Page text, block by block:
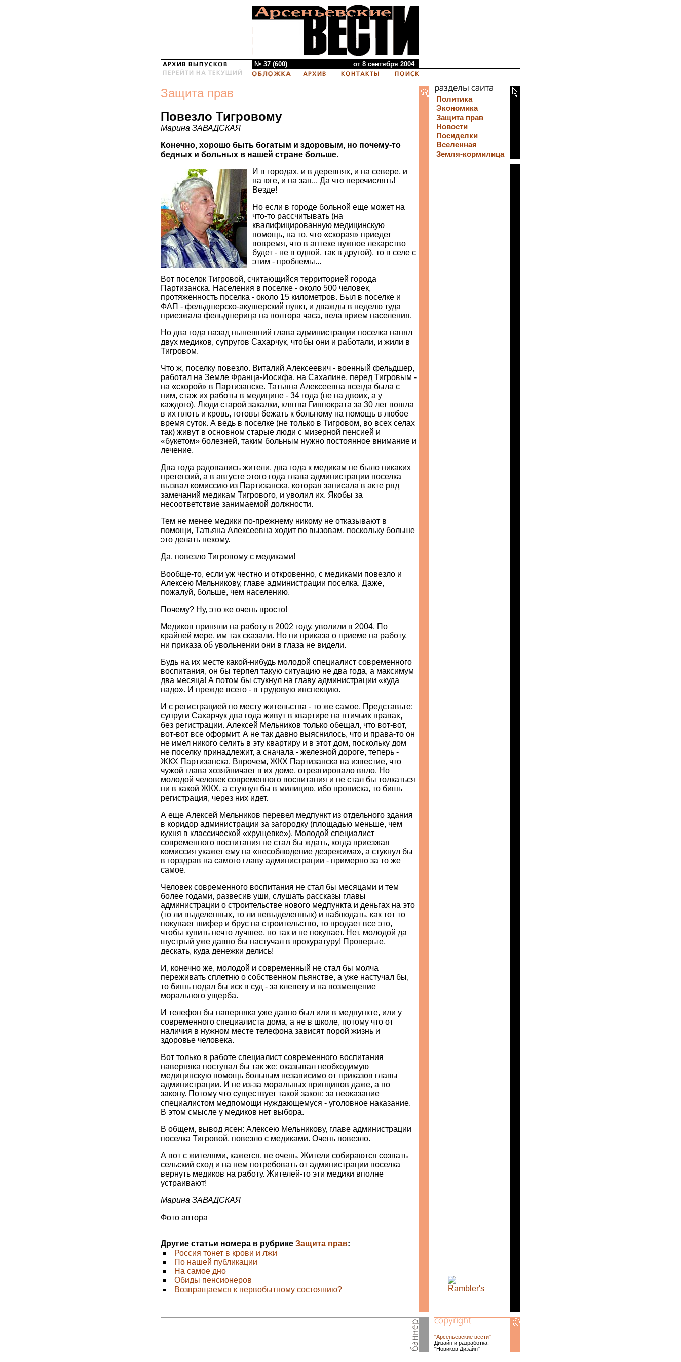
№ 37 (600) от 8 сентября 2004
Защита прав
Повезло Тигровому
Марина ЗАВАДСКАЯ
Конечно, хорошо быть богатым и здоровым, но почему-то
бедных и больных в нашей стране больше.
И в городах, и в деревнях, и на севере, и
на юге, и на зап... Да что перечислять!
Везде!
Но если в городе больной еще может на
что-то рассчитывать (на
квалифицированную медицинскую
помощь, на то, что «скорая» приедет
вовремя, что в аптеке нужное лекарство
будет - не в одной, так в другой), то в селе с
этим - проблемы...
Вот поселок Тигровой, считающийся территорией города
Партизанска. Населения в поселке - около 500 человек,
протяженность поселка - около 15 километров. Был в поселке и
ФАП - фельдшерско-акушерский пункт, и дважды в неделю туда
приезжала фельдшерица на полтора часа, вела прием населения.
Но два года назад нынешний глава администрации поселка нанял
двух медиков, супругов Сахарчук, чтобы они и работали, и жили в
Тигровом.
Что ж, поселку повезло. Виталий Алексеевич - военный фельдшер,
работал на Земле Франца-Иосифа, на Сахалине, перед Тигровым -
на «скорой» в Партизанске. Татьяна Алексеевна всегда была с
ним, стаж их работы в медицине - 34 года (не на двоих, а у
каждого). Люди старой закалки, клятва Гиппократа за 30 лет вошла
в их плоть и кровь, готовы бежать к больному на помощь в любое
время суток. А ведь в поселке (не только в Тигровом, во всех селах
так) живут в основном старые люди с мизерной пенсией и
«букетом» болезней, таким больным нужно постоянное внимание и
лечение.
Два года радовались жители, два года к медикам не было никаких
претензий, а в августе этого года глава администрации поселка
вызвал комиссию из Партизанска, которая записала в акте ряд
замечаний медикам Тигрового, и уволил их. Якобы за
несоответствие занимаемой должности.
Тем не менее медики по-прежнему никому не отказывают в
помощи, Татьяна Алексеевна ходит по вызовам, поскольку больше
это делать некому.
Да, повезло Тигровому с медиками!
Вообще-то, если уж честно и откровенно, с медиками повезло и
Алексею Мельникову, главе администрации поселка. Даже,
пожалуй, больше, чем населению.
Почему? Ну, это же очень просто!
Медиков приняли на работу в 2002 году, уволили в 2004. По
крайней мере, им так сказали. Но ни приказа о приеме на работу,
ни приказа об увольнении они в глаза не видели.
Будь на их месте какой-нибудь молодой специалист современного
воспитания, он бы терпел такую ситуацию не два года, а максимум
два месяца! А потом бы стукнул на главу администрации «куда
надо». И прежде всего - в трудовую инспекцию.
И с регистрацией по месту жительства - то же самое. Представьте:
супруги Сахарчук два года живут в квартире на птичьих правах,
без регистрации. Алексей Мельников только обещал, что вот-вот,
вот-вот все оформит. А не так давно выяснилось, что и права-то он
не имел никого селить в эту квартиру и в этот дом, поскольку дом
не поселку принадлежит, а сначала - железной дороге, теперь -
ЖКХ Партизанска. Впрочем, ЖКХ Партизанска на известие, что
чужой глава хозяйничает в их доме, отреагировало вяло. Но
молодой человек современного воспитания и не стал бы толкаться
ни в какой ЖКХ, а стукнул бы в милицию, ибо прописка, то бишь
регистрация, через них идет.
А еще Алексей Мельников перевел медпункт из отдельного здания
в коридор администрации за загородку (площадью меньше, чем
кухня в классической «хрущевке»). Молодой специалист
современного воспитания не стал бы ждать, когда приезжая
комиссия укажет ему на «несоблюдение дезрежима», а стукнул бы
в горздрав на самого главу администрации - примерно за то же
самое.
Человек современного воспитания не стал бы месяцами и тем
более годами, развесив уши, слушать рассказы главы
администрации о строительстве нового медпункта и деньгах на это
(то ли выделенных, то ли невыделенных) и наблюдать, как тот то
покупает шифер и брус на строительство, то продает все это,
чтобы купить нечто лучшее, но так и не покупает. Нет, молодой да
шустрый уже давно бы настучал в прокуратуру! Проверьте,
дескать, куда денежки делись!
И, конечно же, молодой и современный не стал бы молча
переживать сплетню о собственном пьянстве, а уже настучал бы,
то бишь подал бы иск в суд - за клевету и на возмещение
морального ущерба.
И телефон бы наверняка уже давно был или в медпункте, или у
современного специалиста дома, а не в школе, потому что от
наличия в нужном месте телефона зависят порой жизнь и
здоровье человека.
Вот только в работе специалист современного воспитания
наверняка поступал бы так же: оказывал необходимую
медицинскую помощь больным независимо от приказов главы
администрации. И не из-за моральных принципов даже, а по
закону. Потому что существует такой закон: за неоказание
специалистом медпомощи нуждающемуся - уголовное наказание.
В этом смысле у медиков нет выбора.
В общем, вывод ясен: Алексею Мельникову, главе администрации
поселка Тигровой, повезло с медиками. Очень повезло.
А вот с жителями, кажется, не очень. Жители собираются созвать
сельский сход и на нем потребовать от администрации поселка
вернуть медиков на работу. Жителей-то эти медики вполне
устраивают!
Марина ЗАВАДСКАЯ
Фото автора
Другие статьи номера в рубрике Защита прав:
Россия тонет в крови и лжи
По нашей публикации
На самое дно
Обиды пенсионеров
Возвращаемся к первобытному состоянию?
Политика
Экономика
Защита прав
Новости
Посиделки
Вселенная
Земля-кормилица
"Арсеньевские вести"
Дизайн и разработка:
"Новиков Дизайн"